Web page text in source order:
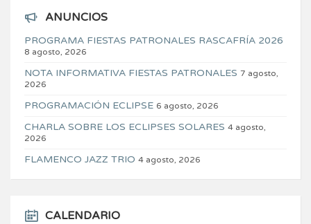
ANUNCIOS
PROGRAMA FIESTAS PATRONALES RASCAFRÍA 2026
8 agosto, 2026
NOTA INFORMATIVA FIESTAS PATRONALES 7 agosto,
2026
PROGRAMACIÓN ECLIPSE 6 agosto, 2026
CHARLA SOBRE LOS ECLIPSES SOLARES 4 agosto,
2026
FLAMENCO JAZZ TRIO 4 agosto, 2026
CALENDARIO